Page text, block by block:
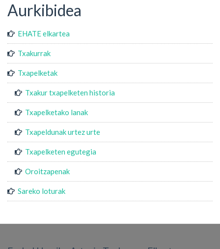
Aurkibidea
EHATE elkartea
Txakurrak
Txapelketak
Txakur txapelketen historia
Txapelketako lanak
Txapeldunak urtez urte
Txapelketen egutegia
Oroitzapenak
Sareko loturak